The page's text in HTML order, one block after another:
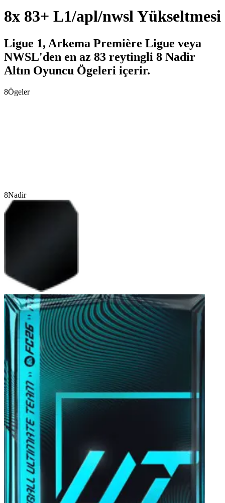
8x 83+ L1/apl/nwsl Yükseltmesi
Ligue 1, Arkema Première Ligue veya
NWSL'den en az 83 reytingli 8 Nadir
Altın Oyuncu Ögeleri içerir.
8Ögeler
8Nadir